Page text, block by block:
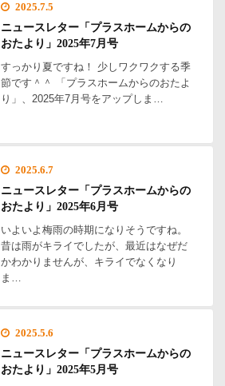
2025.7.5
ニュースレター「プラスホームからの
おたより」2025年7月号
すっかり夏ですね！ 少しワクワクする季
節です＾＾ 「プラスホームからのおたよ
り」、2025年7月号をアップしま…
2025.6.7
ニュースレター「プラスホームからの
おたより」2025年6月号
いよいよ梅雨の時期になりそうですね。
昔は雨がキライでしたが、最近はなぜだ
かわかりませんが、キライでなくなり
ま…
2025.5.6
ニュースレター「プラスホームからの
おたより」2025年5月号